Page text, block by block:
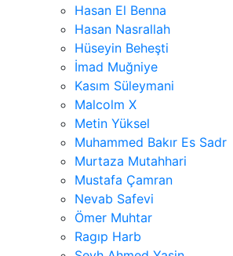
Hasan El Benna
Hasan Nasrallah
Hüseyin Beheşti
İmad Muğniye
Kasım Süleymani
Malcolm X
Metin Yüksel
Muhammed Bakır Es Sadr
Murtaza Mutahhari
Mustafa Çamran
Nevab Safevi
Ömer Muhtar
Ragıp Harb